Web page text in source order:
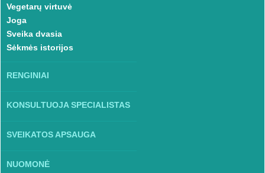
Vegetarų virtuvė
Joga
Sveika dvasia
Sėkmės istorijos
RENGINIAI
KONSULTUOJA SPECIALISTAS
SVEIKATOS APSAUGA
NUOMONĖ